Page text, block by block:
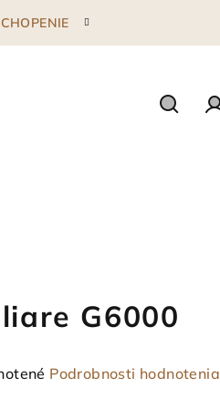
G6000
Podrobnosti hodnotenia